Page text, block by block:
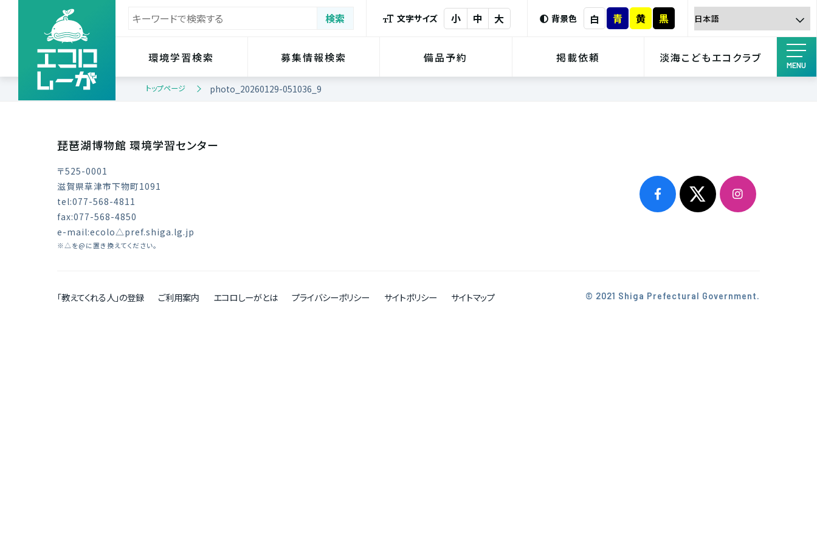
文字サイズ 小 中 大 背景色 白 青 黄 黒
環境学習検索 募集情報検索 備品予約 掲載依頼 淡海こどもエコクラブ
MENU
トップページ photo_20260129-051036_9
琵琶湖博物館 環境学習センター
〒525-0001
滋賀県草津市下物町1091
tel:077-568-4811
fax:077-568-4850
e-mail:ecolo△pref.shiga.lg.jp
※△を@に置き換えてください。
「教えてくれる人」の登録 ご利用案内 エコロしーがとは プライバシーポリシー サイトポリシー サイトマップ © 2021 Shiga Prefectural Government.